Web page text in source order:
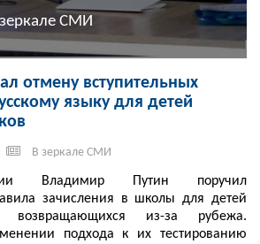
СМИ
отмену вступительных
языку для детей
В зеркале СМИ
Владимир Путин поручил
зачисления в школы для детей
возвращающихся из-за рубежа.
подхода к их тестированию